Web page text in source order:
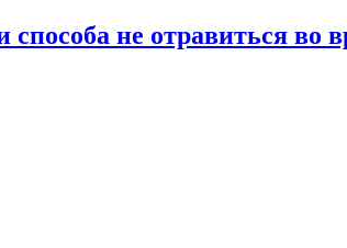
способа не отравиться во